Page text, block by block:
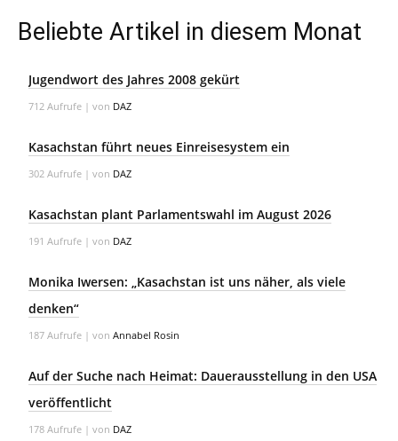
Beliebte Artikel in diesem Monat
Jugendwort des Jahres 2008 gekürt
712 Aufrufe | von DAZ
Kasachstan führt neues Einreisesystem ein
302 Aufrufe | von DAZ
Kasachstan plant Parlamentswahl im August 2026
191 Aufrufe | von DAZ
Monika Iwersen: „Kasachstan ist uns näher, als viele
denken“
187 Aufrufe | von Annabel Rosin
Auf der Suche nach Heimat: Dauerausstellung in den USA
veröffentlicht
178 Aufrufe | von DAZ